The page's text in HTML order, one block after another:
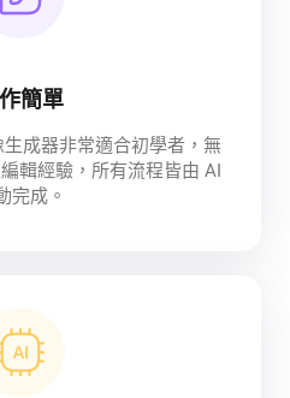
簡單
成器非常適合初學者，無
輯經驗，所有流程皆由 AI
完成。